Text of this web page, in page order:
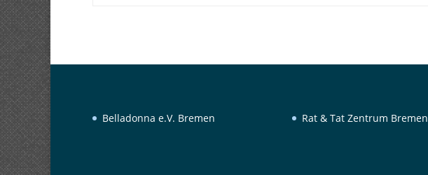
Belladonna e.V. Bremen Rat & Tat Zentrum Bremen